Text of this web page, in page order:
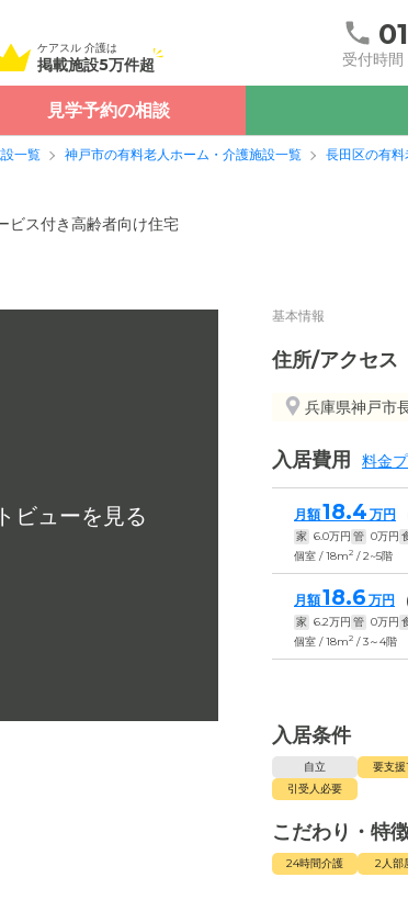
ケアスル 介護は
掲載施設5万件超 受付時
見学予約の相談
一覧 神戸市の有料老人ホーム・介護施設一覧 長田区の有
ビス付き高齢者向け住宅
基本情報
住所/アクセス
兵庫県神戸市
入居費用 料金
月額18.4 万円
家 6.0万円 管 0万円
個室 / 18m2 / 2~5階
月額18.6 万円
家 6.2万円 管 0万円
個室 / 18m2 / 3～4階
入居条件
自立 要支援
引受人必要
こだわり・特
24時間介護 2人部